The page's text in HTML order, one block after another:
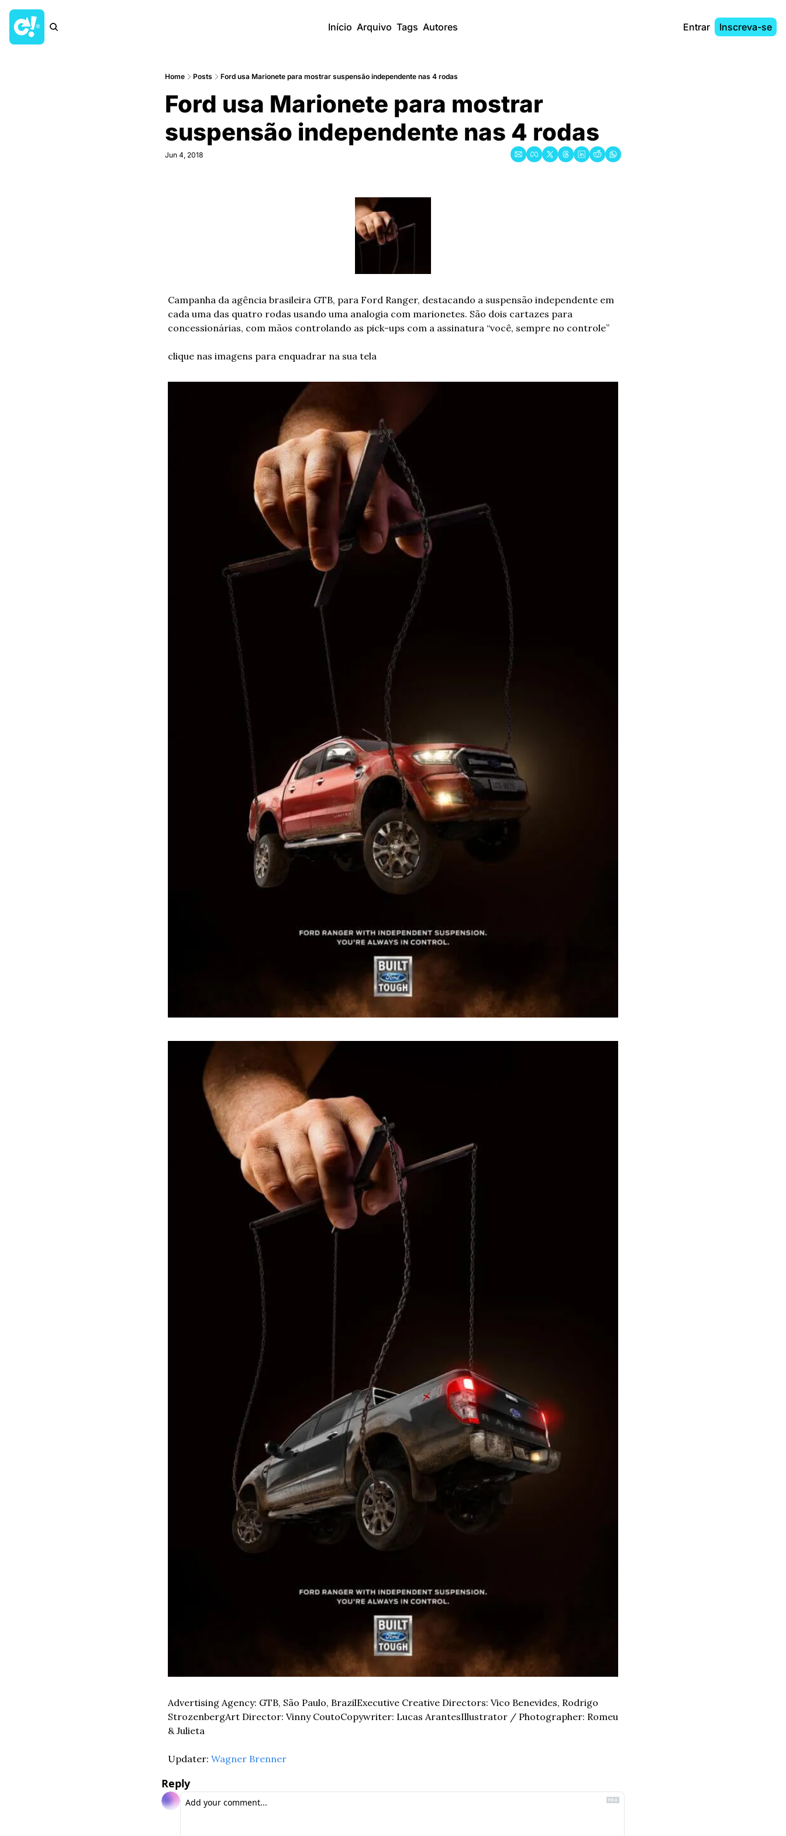
Início Arquivo Tags Autores Entrar Inscreva-se
Home Posts Ford usa Marionete para mostrar suspensão independente nas 4 rodas
Ford usa Marionete para mostrar
suspensão independente nas 4 rodas
Jun 4, 2018
Campanha da agência brasileira GTB, para Ford Ranger, destacando a suspensão independente em
cada uma das quatro rodas usando uma analogia com marionetes. São dois cartazes para
concessionárias, com mãos controlando as pick-ups com a assinatura “você, sempre no controle”
clique nas imagens para enquadrar na sua tela
Advertising Agency: GTB, São Paulo, BrazilExecutive Creative Directors: Vico Benevides, Rodrigo
StrozenbergArt Director: Vinny CoutoCopywriter: Lucas ArantesIllustrator / Photographer: Romeu
& Julieta
Updater: Wagner Brenner
Reply